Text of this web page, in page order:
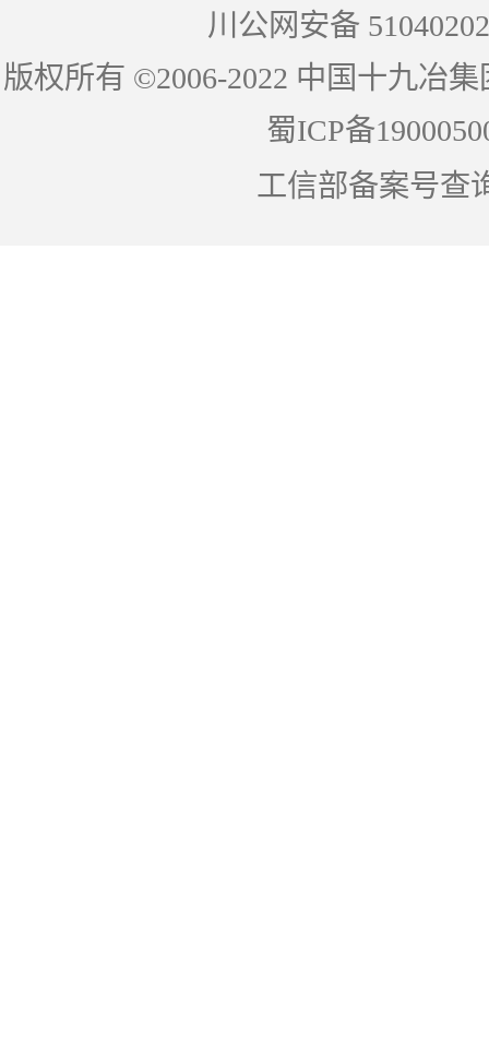
川公网安备
版权所有 ©2006-2022 中国十九冶
蜀ICP备
工信部备案号查